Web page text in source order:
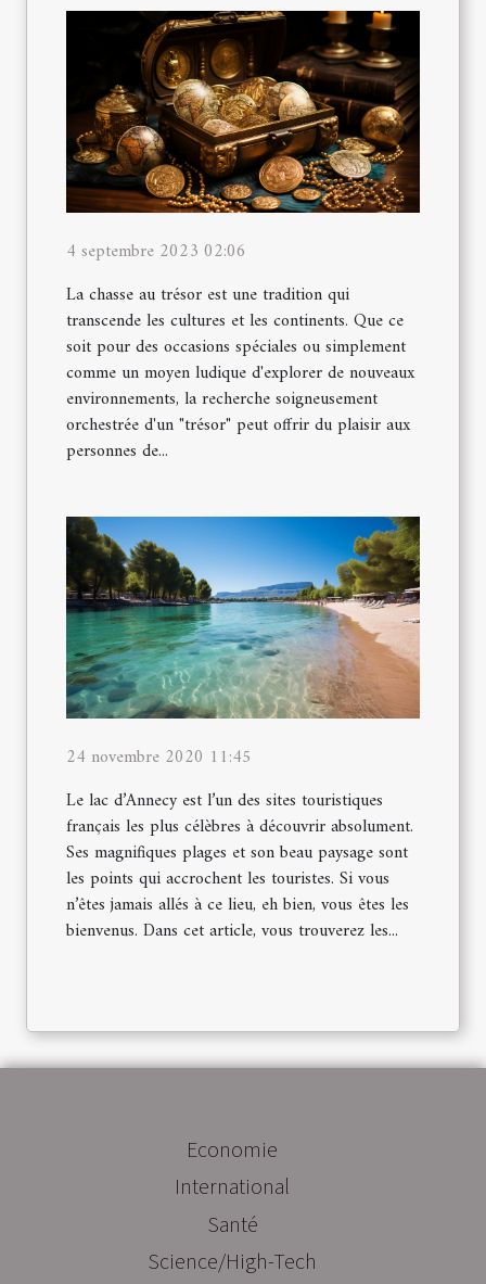
4 septembre 2023 02:06
La chasse au trésor est une tradition qui
transcende les cultures et les continents. Que ce
soit pour des occasions spéciales ou simplement
comme un moyen ludique d'explorer de nouveaux
environnements, la recherche soigneusement
orchestrée d'un "trésor" peut offrir du plaisir aux
personnes de...
24 novembre 2020 11:45
Le lac d’Annecy est l’un des sites touristiques
français les plus célèbres à découvrir absolument.
Ses magnifiques plages et son beau paysage sont
les points qui accrochent les touristes. Si vous
n’êtes jamais allés à ce lieu, eh bien, vous êtes les
bienvenus. Dans cet article, vous trouverez les...
Economie
International
Santé
Science/High-Tech